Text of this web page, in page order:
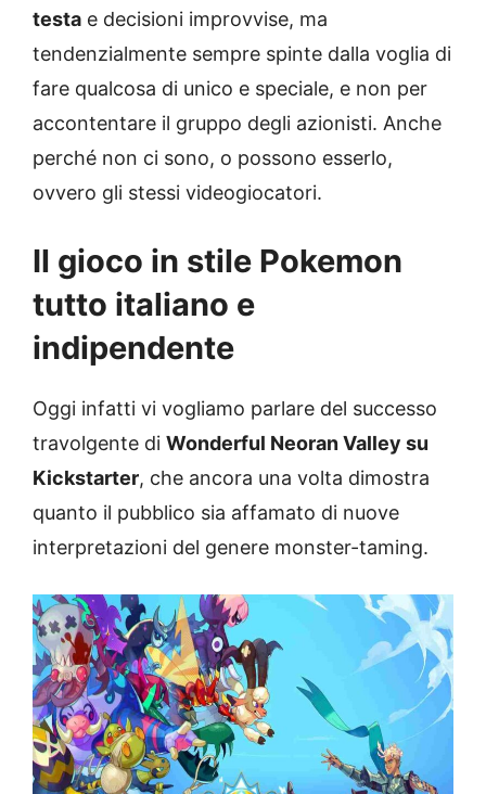
testa e decisioni improvvise, ma
tendenzialmente sempre spinte dalla voglia di
fare qualcosa di unico e speciale, e non per
accontentare il gruppo degli azionisti. Anche
perché non ci sono, o possono esserlo,
ovvero gli stessi videogiocatori.
Il gioco in stile Pokemon
tutto italiano e
indipendente
Oggi infatti vi vogliamo parlare del successo
travolgente di Wonderful Neoran Valley su
Kickstarter, che ancora una volta dimostra
quanto il pubblico sia affamato di nuove
interpretazioni del genere monster-taming.